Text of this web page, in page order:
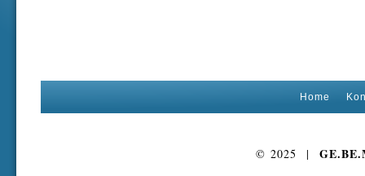
Home
© 2025 |